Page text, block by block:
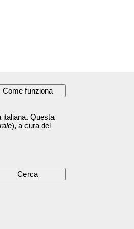
italiana. Questa
), a cura del